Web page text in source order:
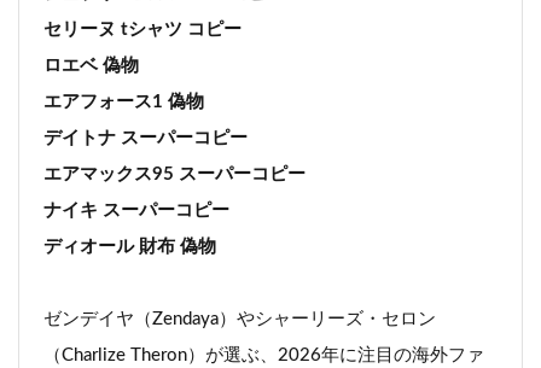
セリーヌ tシャツ コピー
ロエベ 偽物
エアフォース1 偽物
デイトナ スーパーコピー
エアマックス95 スーパーコピー
ナイキ スーパーコピー
ディオール 財布 偽物
ゼンデイヤ（Zendaya）やシャーリーズ・セロン
（Charlize Theron）が選ぶ、2026年に注目の海外ファ